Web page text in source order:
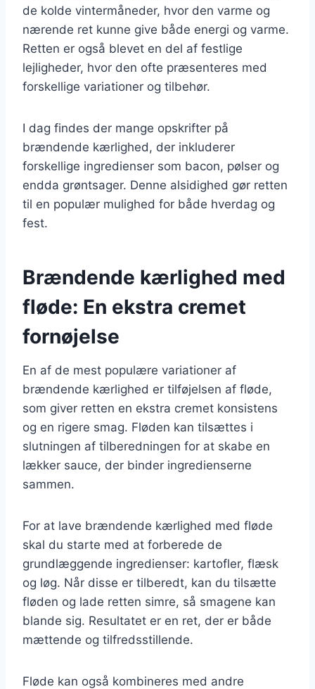
de kolde vintermåneder, hvor den varme og
nærende ret kunne give både energi og varme.
Retten er også blevet en del af festlige
lejligheder, hvor den ofte præsenteres med
forskellige variationer og tilbehør.
I dag findes der mange opskrifter på
brændende kærlighed, der inkluderer
forskellige ingredienser som bacon, pølser og
endda grøntsager. Denne alsidighed gør retten
til en populær mulighed for både hverdag og
fest.
Brændende kærlighed med
fløde: En ekstra cremet
fornøjelse
En af de mest populære variationer af
brændende kærlighed er tilføjelsen af fløde,
som giver retten en ekstra cremet konsistens
og en rigere smag. Fløden kan tilsættes i
slutningen af tilberedningen for at skabe en
lækker sauce, der binder ingredienserne
sammen.
For at lave brændende kærlighed med fløde
skal du starte med at forberede de
grundlæggende ingredienser: kartofler, flæsk
og løg. Når disse er tilberedt, kan du tilsætte
fløden og lade retten simre, så smagene kan
blande sig. Resultatet er en ret, der er både
mættende og tilfredsstillende.
Fløde kan også kombineres med andre